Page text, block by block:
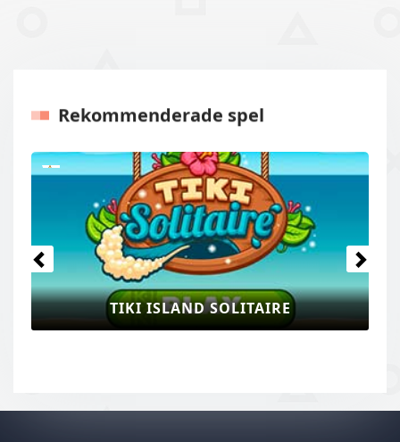
Rekommenderade spel
TIKI ISLAND SOLITAIRE
Tidigare Nästa